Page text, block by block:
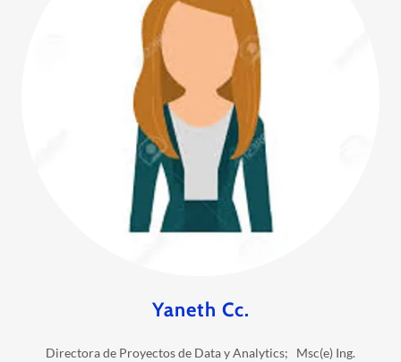
Yaneth Cc.
Directora de Proyectos de Data y Analytics; Msc(e) Ing.